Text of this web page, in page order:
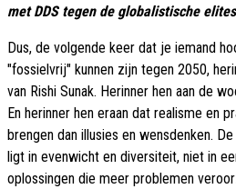
met DDS tegen de globalistische
Dus, de volgende keer dat je iemand
"fossielvrij" kunnen zijn tegen 2050,
van Rishi Sunak. Herinner hen aan de
En herinner hen eraan dat realisme en
brengen dan illusies en wensdenken.
ligt in evenwicht en diversiteit, niet in
oplossingen die meer problemen